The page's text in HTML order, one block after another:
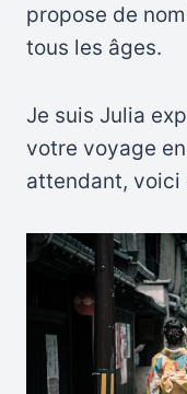
propose de
tous les âges.
Je suis Julia
votre voyage
attendant, voici